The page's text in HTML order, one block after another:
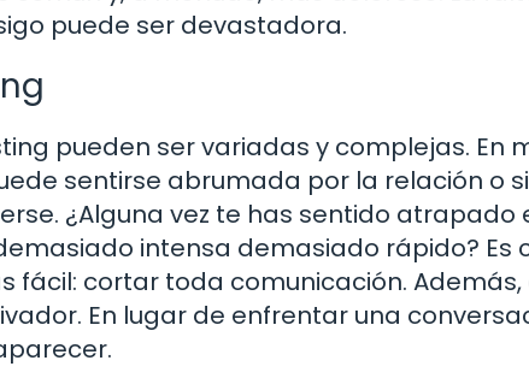
puede ser devastadora.
pueden ser variadas y complejas. En
sentirse abrumada por la relación o
¿Alguna vez te has sentido atrapado
intensa demasiado rápido? Es
fácil: cortar toda comunicación.
En lugar de enfrentar una